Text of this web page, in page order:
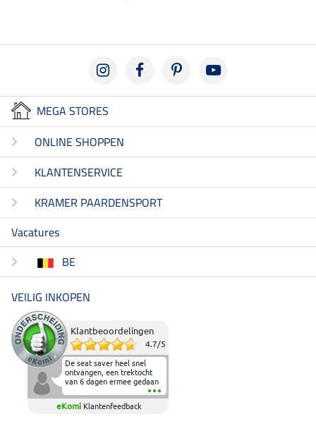
MEGA STORES
ONLINE SHOPPEN
KLANTENSERVICE
KRAMER PAARDENSPORT
Vacatures
BE
VEILIG INKOPEN
Klantbeoordelingen
4.7/5
De seat saver heel snel
ontvangen, een trektocht
van 6 dagen ermee gedaan
en deze heeft de beproeving
fantastisch doorstaan.
Heerlijk zacht om op te
eKomi Klantenfeedback